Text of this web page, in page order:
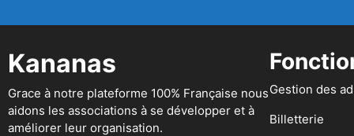
Kananas
Grace à notre plateforme 100% Française nous
aidons les associations à se développer et à
améliorer leur organisation.
Gestion des
Billetterie